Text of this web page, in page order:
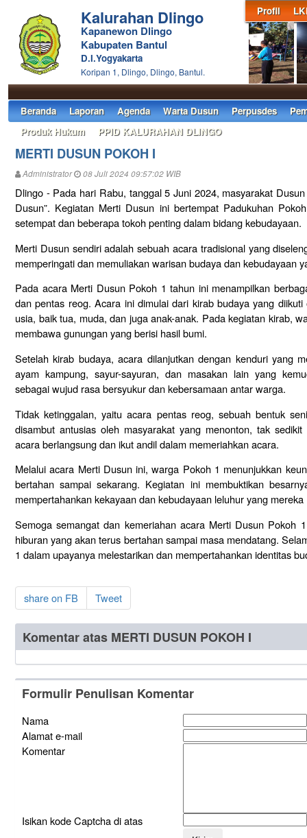
Profil
Kalurahan Dlingo
Kapanewon Dlingo
Kabupaten Bantul
D.I.Yogyakarta
Koripan 1, Dlingo, Dlingo, Bantul.
Beranda Laporan Agenda Warta Dusun Perpusdes
Produk Hukum
PPID KALURAHAN DLINGO
MERTI DUSUN POKOH I
Administrator 08 Juli 2024 09:57:02 WIB
Dlingo - Pada hari Rabu, tanggal 5 Juni 2024, masyarakat
Dusun”. Kegiatan Merti Dusun ini bertempat Padukuhan
setempat dan beberapa tokoh penting dalam bidang kebudayaan.
Merti Dusun sendiri adalah sebuah acara tradisional yang
memperingati dan memuliakan warisan budaya dan kebudayaan
Pada acara Merti Dusun Pokoh 1 tahun ini menampilkan
dan pentas reog. Acara ini dimulai dari kirab budaya yang
usia, baik tua, muda, dan juga anak-anak. Pada kegiatan kirab,
membawa gunungan yang berisi hasil bumi.
Setelah kirab budaya, acara dilanjutkan dengan kenduri yang
ayam kampung, sayur-sayuran, dan masakan lain yang
sebagai wujud rasa bersyukur dan kebersamaan antar warga.
Tidak ketinggalan, yaitu acara pentas reog, sebuah bentuk
disambut antusias oleh masyarakat yang menonton, tak
acara berlangsung dan ikut andil dalam memeriahkan acara.
Melalui acara Merti Dusun ini, warga Pokoh 1 menunjukkan
bertahan sampai sekarang. Kegiatan ini membuktikan
mempertahankan kekayaan dan kebudayaan leluhur yang mereka
Semoga semangat dan kemeriahan acara Merti Dusun Pokoh
hiburan yang akan terus bertahan sampai masa mendatang.
1 dalam upayanya melestarikan dan mempertahankan identitas
share on FB Tweet
Komentar atas MERTI DUSUN POKOH I
Formulir Penulisan Komentar
Nama
Alamat e-mail
Komentar
Isikan kode Captcha di atas